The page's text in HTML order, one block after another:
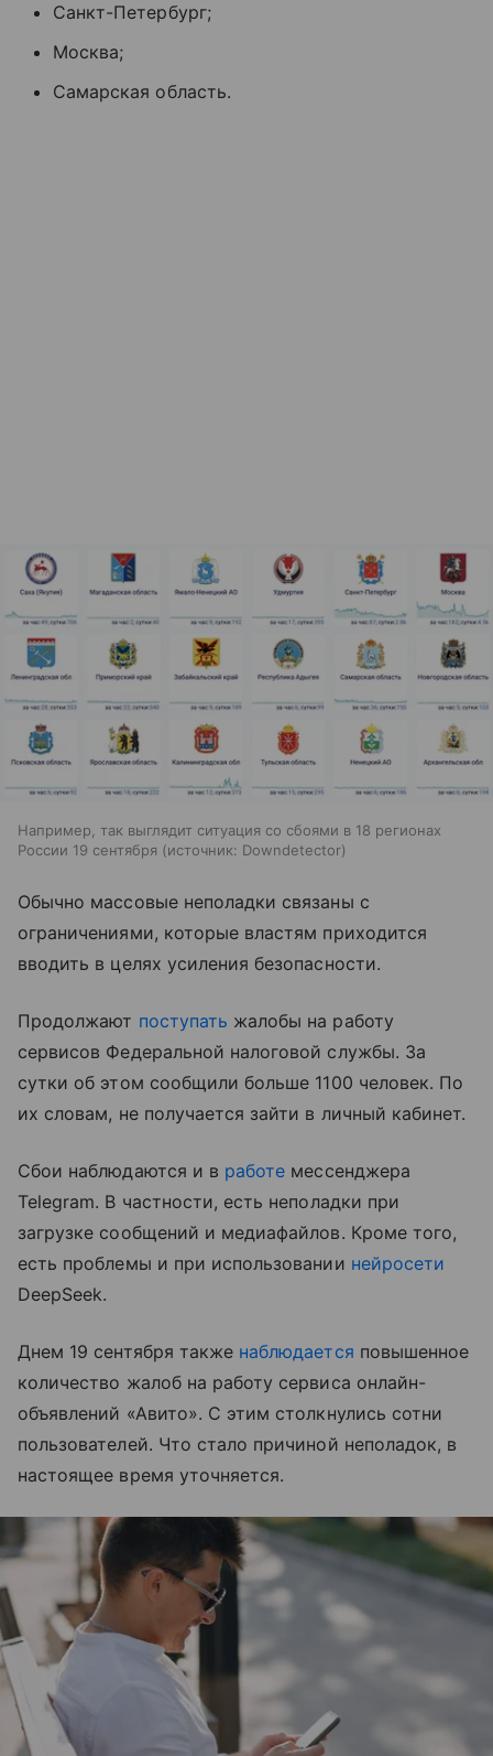
Санкт-Петербург;
Москва;
Самарская область.
Например, так выглядит ситуация со сбоями в 18 регионах
России 19 сентября
источник: Downdetector
Обычно массовые неполадки связаны с
ограничениями, которые властям приходится
вводить в целях усиления безопасности.
Продолжают поступать жалобы на работу
сервисов Федеральной налоговой службы. За
сутки об этом сообщили больше 1100 человек. По
их словам, не получается зайти в личный кабинет.
Сбои наблюдаются и в работе мессенджера
Telegram. В частности, есть неполадки при
загрузке сообщений и медиафайлов. Кроме того,
есть проблемы и при использовании нейросети
DeepSeek.
Днем 19 сентября также наблюдается повышенное
количество жалоб на работу сервиса онлайн-
объявлений «Авито». С этим столкнулись сотни
пользователей. Что стало причиной неполадок, в
настоящее время уточняется.